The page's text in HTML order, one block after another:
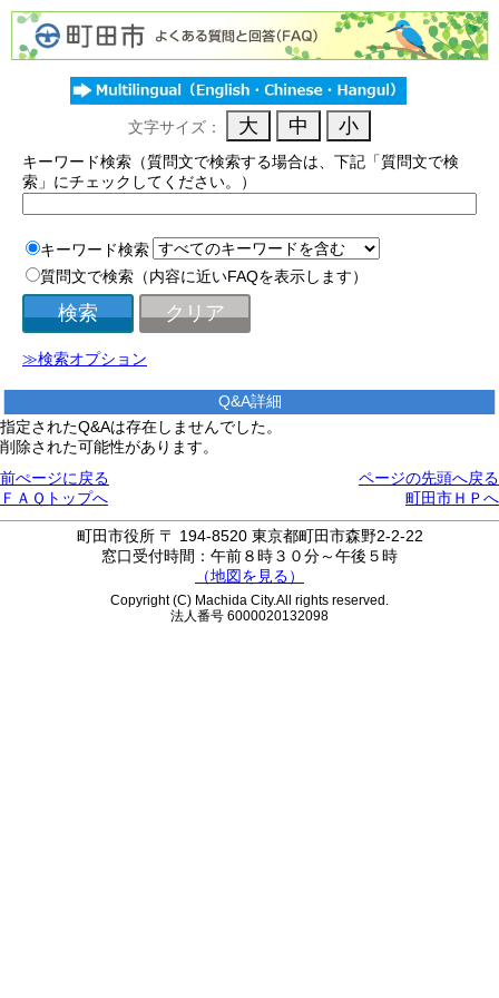
文字サイズ：
キーワード検索（質問文で検索する場合は、下記「質問文で検
索」にチェックしてください。）
キーワード検索
質問文で検索（内容に近いFAQを表示します）
≫検索オプション
Q&A詳細
指定されたQ&Aは存在しませんでした。
削除された可能性があります。
前ぺージに戻る
ページの先頭へ戻る
ＦＡＱトップへ
町田市ＨＰへ
町田市役所 〒 194-8520 東京都町田市森野2-2-22
窓口受付時間：午前８時３０分～午後５時
（地図を見る）
Copyright (C) Machida City.All rights reserved.
法人番号 6000020132098